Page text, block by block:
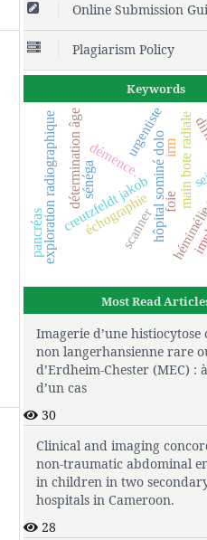
Online Submission
Plagiarism Policy
Keywords
creutzfeldt jakob
détermination âge hôpital sominé dolo
exploration radiographique main bote radiale
démence. irm
échographie foie
sénéga
scanner
pancréas
urgentiste
Most Read
Imagerie d’une histiocytose
non langerhansienne rare
d’Erdheim-Chester (MEC) :
d’un cas
30
Clinical and imaging
non-traumatic abdominal
in children in two
hospitals in Cameroon.
28